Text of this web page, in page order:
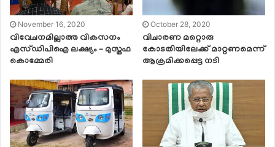
November 16, 2020
വിവേചനമില്ലാത്ത വികസനം
എസ്ഡിപിഐ ലക്ഷ്യം – മുസ്തഫ
കൊമ്മേരി
October 28, 2020
വിചാരണ മറ്റൊരു
കോടതിയിലേക്ക് മാറ്റണമെന്ന്
ആക്രമിക്കപ്പെട്ട നടി